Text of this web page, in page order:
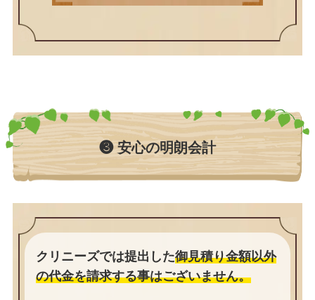
❸ 安心の明朗会計
クリニーズでは提出した御見積り金額以外
の代金を請求する事はございません。